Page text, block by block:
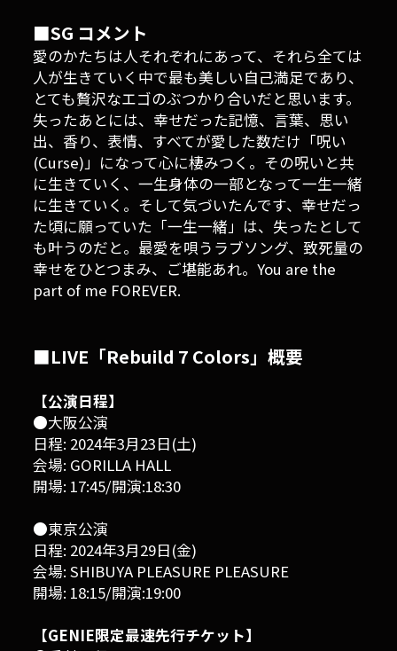
■SG コメント
愛のかたちは人それぞれにあって、それら全ては
人が生きていく中で最も美しい自己満足であり、
とても贅沢なエゴのぶつかり合いだと思います。
失ったあとには、幸せだった記憶、言葉、思い
出、香り、表情、すべてが愛した数だけ「呪い
(Curse)」になって心に棲みつく。その呪いと共
に生きていく、一生身体の一部となって一生一緒
に生きていく。そして気づいたんです、幸せだっ
た頃に願っていた「一生一緒」は、失ったとして
も叶うのだと。最愛を唄うラブソング、致死量の
幸せをひとつまみ、ご堪能あれ。You are the
part of me FOREVER.
■LIVE「Rebuild 7 Colors」概要
【公演日程】
●大阪公演
日程: 2024年3月23日(土)
会場: GORILLA HALL
開場: 17:45/開演:18:30
●東京公演
日程: 2024年3月29日(金)
会場: SHIBUYA PLEASURE PLEASURE
開場: 18:15/開演:19:00
【GENIE限定最速先行チケット】